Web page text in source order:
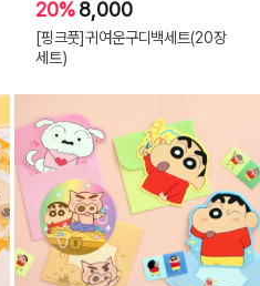
20%8,000
[핑크풋]귀여운구디백세트(20장
세트)